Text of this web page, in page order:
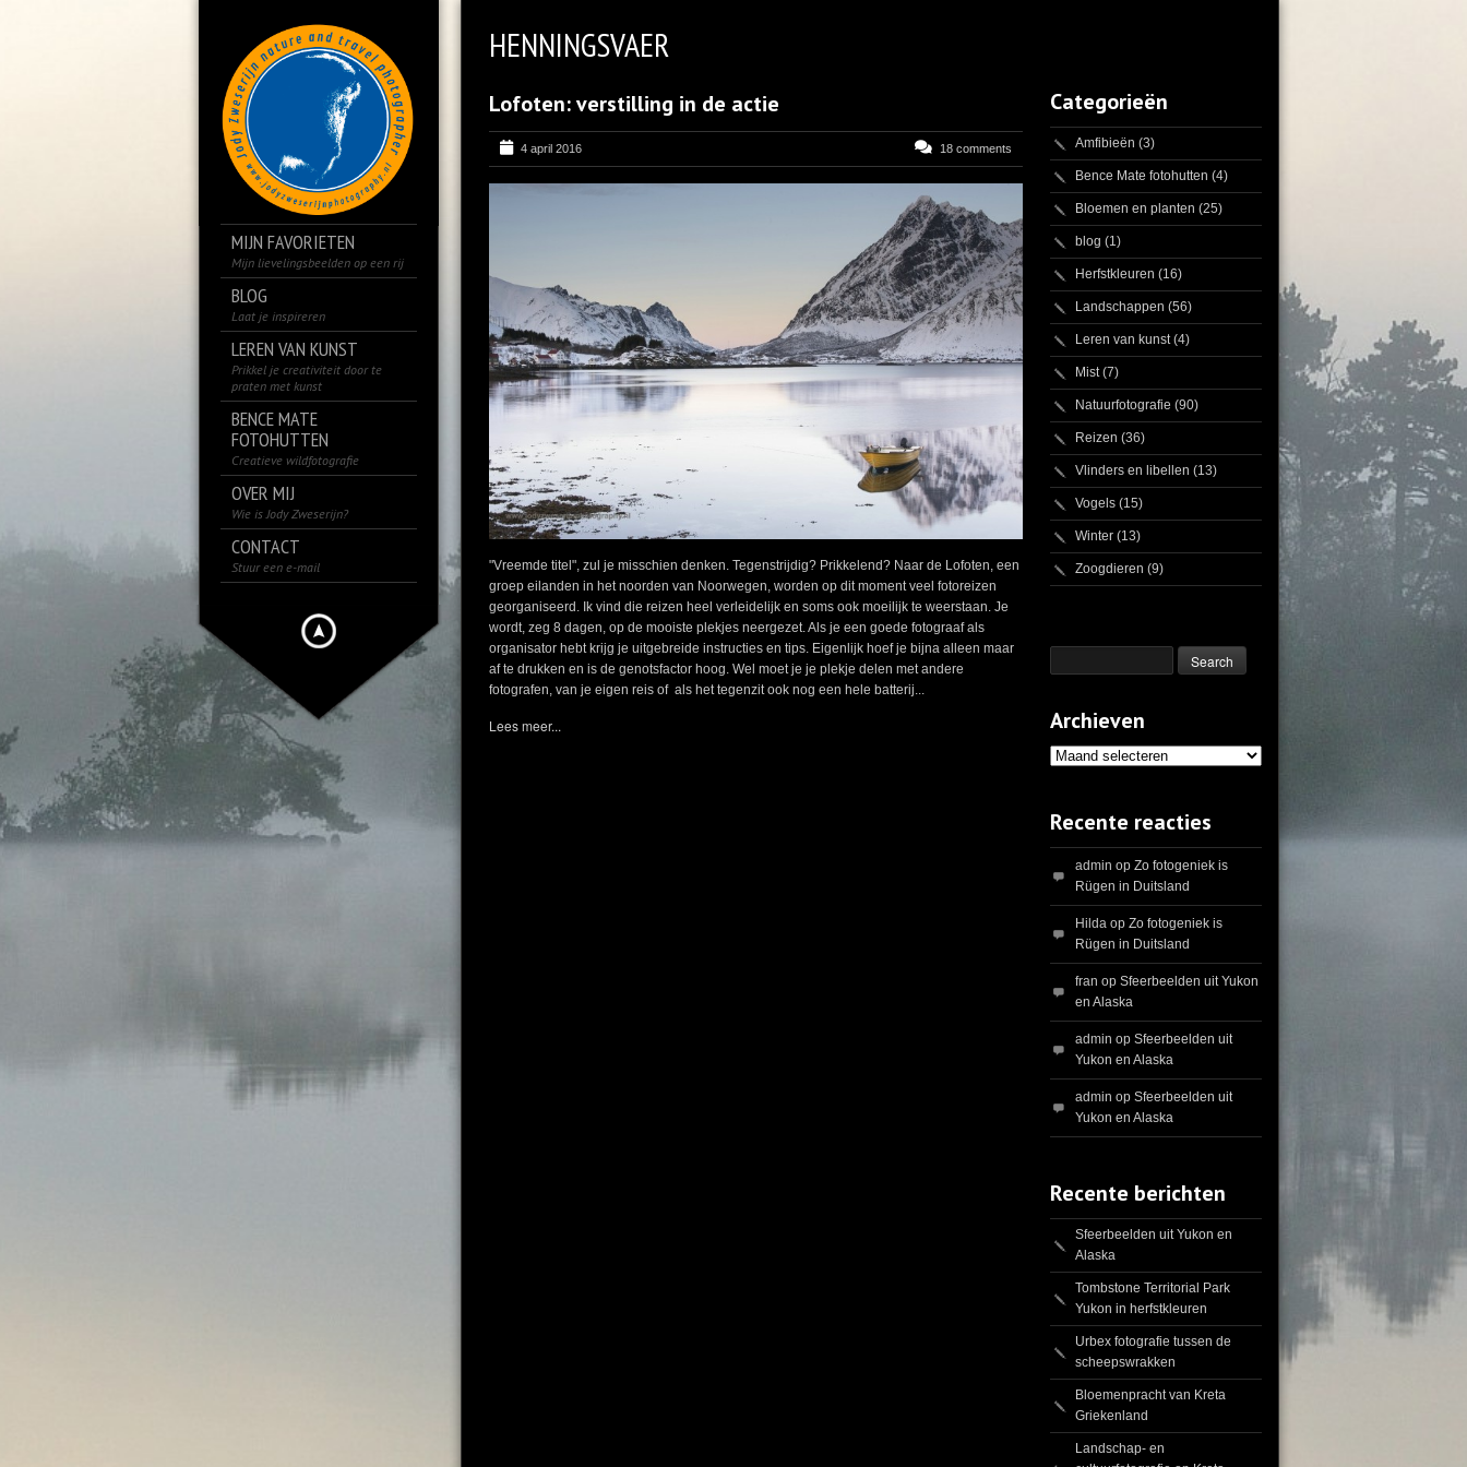
MIJN FAVORIETEN
Mijn lievelingsbeelden op een rij
BLOG
Laat je inspireren
LEREN VAN KUNST
Prikkel je creativiteit door te
praten met kunst
BENCE MATE
FOTOHUTTEN
Creatieve wildfotografie
OVER MIJ
Wie is Jody Zweserijn?
CONTACT
Stuur een e-mail
HENNINGSVAER
Lofoten: verstilling in de actie
4 april 2016 18 comments
"Vreemde titel", zul je misschien denken. Tegenstrijdig? Prikkelend? Naar de Lofoten, een
groep eilanden in het noorden van Noorwegen, worden op dit moment veel fotoreizen
georganiseerd. Ik vind die reizen heel verleidelijk en soms ook moeilijk te weerstaan. Je
wordt, zeg 8 dagen, op de mooiste plekjes neergezet. Als je een goede fotograaf als
organisator hebt krijg je uitgebreide instructies en tips. Eigenlijk hoef je bijna alleen maar
af te drukken en is de genotsfactor hoog. Wel moet je je plekje delen met andere
fotografen, van je eigen reis of als het tegenzit ook nog een hele batterij...
Lees meer...
Categorieën
Amfibieën (3)
Bence Mate fotohutten (4)
Bloemen en planten (25)
blog (1)
Herfstkleuren (16)
Landschappen (56)
Leren van kunst(4)
Mist(7)
Natuurfotografie (90)
Reizen (36)
Vlinders en libellen (13)
Vogels (15)
Winter (13)
Zoogdieren (9)
Archieven
Archieven
Recente reacties
admin opZo fotogeniek is
Rügen in Duitsland
Hilda opZo fotogeniek is
Rügen in Duitsland
fran opSfeerbeelden uit Yukon
en Alaska
admin opSfeerbeelden uit
Yukon en Alaska
admin opSfeerbeelden uit
Yukon en Alaska
Recente berichten
Sfeerbeelden uit Yukon en
Alaska
Tombstone Territorial Park
Yukon in herfstkleuren
Urbex fotografie tussen de
scheepswrakken
Bloemenpracht van Kreta
Griekenland
Landschap- en